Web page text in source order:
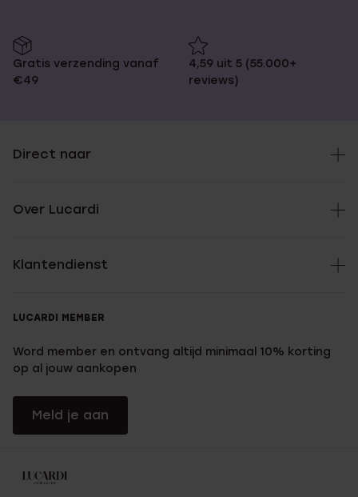
Gratis verzending vanaf
€49
4,59 uit 5 (55.000+
reviews)
Direct naar
Over Lucardi
Klantendienst
LUCARDI MEMBER
Word member en ontvang altijd minimaal 10% korting
op al jouw aankopen
Meld je aan